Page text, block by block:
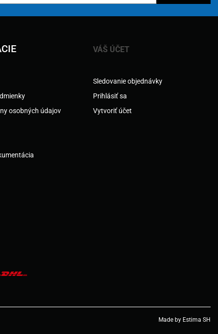
osobných údajov
VÁŠ ÚČET
Sledovanie objednávky
Prihlásiť sa
Vytvoriť účet
Made by Estima SH